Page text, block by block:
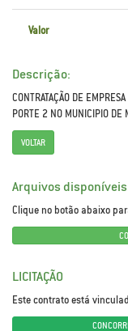
Valor
Descrição:
CONTRATAÇÃO DE
PORTE 2 NO MUNICIPIO DE
VOLTAR
Arquivos
Clique no botão abaixo
LICITAÇÃO
Este contrato está